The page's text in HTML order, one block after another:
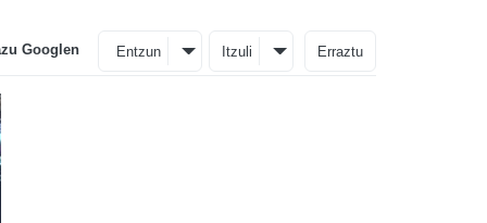
Googlen Entzun Itzuli Erraztu